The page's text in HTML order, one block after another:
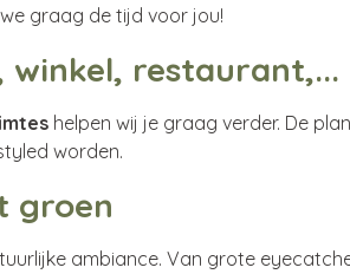
graag de tijd voor jou!
restaurant,...
helpen wij je graag verder. De
worden.
groen
ambiance. Van grote